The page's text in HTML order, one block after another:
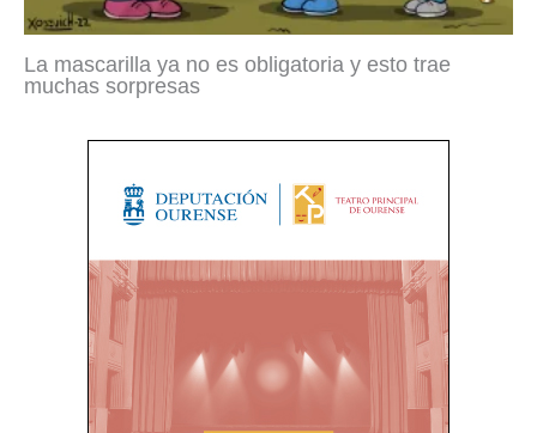
La mascarilla ya no es obligatoria y esto trae
muchas sorpresas